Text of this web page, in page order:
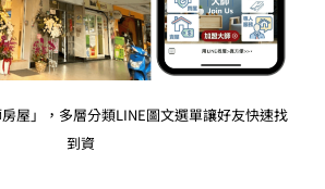
屋」，多層分類LINE圖文選單讓好友快速找
到資